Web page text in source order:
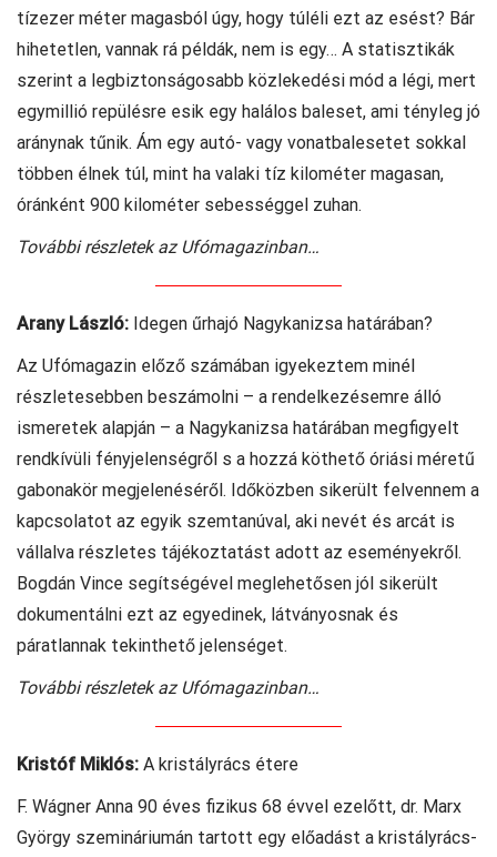
tízezer méter magasból úgy, hogy túléli ezt az esést? Bár
hihetetlen, vannak rá példák, nem is egy… A statisztikák
szerint a legbiztonságosabb közlekedési mód a légi, mert
egymillió repülésre esik egy halálos baleset, ami tényleg jó
aránynak tűnik. Ám egy autó- vagy vonatbalesetet sokkal
többen élnek túl, mint ha valaki tíz kilométer magasan,
óránként 900 kilométer sebességgel zuhan.
További részletek az Ufómagazinban…
Arany László: Idegen űrhajó Nagykanizsa határában?
Az Ufómagazin előző számában igyekeztem minél
részletesebben beszámolni – a rendelkezésemre álló
ismeretek alapján – a Nagykanizsa határában megfigyelt
rendkívüli fényjelenségről s a hozzá köthető óriási méretű
gabonakör megjelenéséről. Időközben sikerült felvennem a
kapcsolatot az egyik szemtanúval, aki nevét és arcát is
vállalva részletes tájékoztatást adott az eseményekről.
Bogdán Vince segítségével meglehetősen jól sikerült
dokumentálni ezt az egyedinek, látványosnak és
páratlannak tekinthető jelenséget.
További részletek az Ufómagazinban…
Kristóf Miklós: A kristályrács étere
F. Wágner Anna 90 éves fizikus 68 évvel ezelőtt, dr. Marx
György szemináriumán tartott egy előadást a kristályrács-